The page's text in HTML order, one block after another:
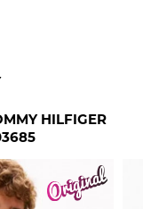
HILFIGER